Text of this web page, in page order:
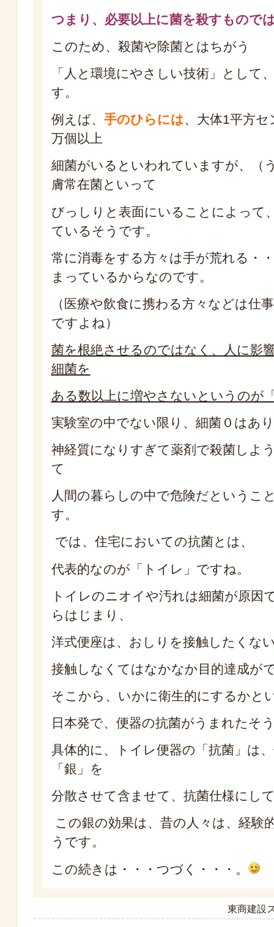
つまり、必要以上に菌を殺すもので
このため、殺菌や除菌とはちがう
「人と環境にやさしい技術」として
す。
例えば、 手のひらには、大体1平方
万個以上
細菌がいるといわれていますが、（
膚常在菌といって
びっしりと表面にいることによって
ているそうです。
常に消毒をする方々は手が荒れる・
まっているからなのです。
（医療や飲食に携わる方々などは仕
ですよね）
菌を根絶させるのではなく、人に影
細菌を
ある数以上に増やさないというのが
実験室の中でない限り、細菌０はあ
神経質になりすぎて薬剤で殺菌しよ
て
人間の暮らしの中で危険だというこ
す。
では、住宅においての抗菌とは、
代表的なのが「トイレ」ですね。
トイレのニオイや汚れは細菌が原因
らはじまり、
洋式便座は、おしりを接触したくな
接触しなくてはなかなか目的達成が
そこから、いかに衛生的にするかと
日本発で、便器の抗菌がうまれたそ
具体的に、トイレ便器の「抗菌」は
「銀」を
分散させて含ませて、抗菌仕様にし
この銀の効果は、昔の人々は、経験
うです。
この続きは・・・つづく・・・。
東商建設